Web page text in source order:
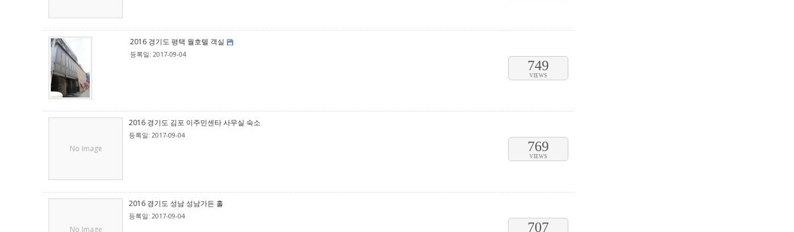
2016 경기도 평택 월호텔 객실
등록일: 2017-09-04
749
VIEWS
No Image
2016 경기도 김포 이주민센타 사무실 숙소
등록일: 2017-09-04
769
VIEWS
No Image
2016 경기도 성남 성남가든 홀
등록일: 2017-09-04
707